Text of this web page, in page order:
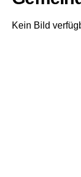
Kein Bild